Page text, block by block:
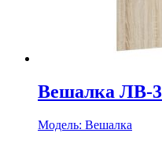
Вешалка ЛВ-
Модель: Вешалка